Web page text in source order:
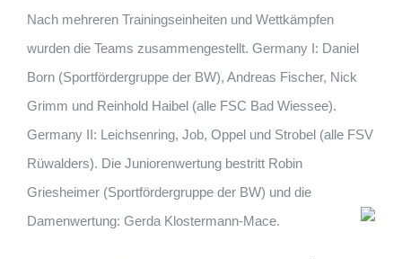
Nach mehreren Trainingseinheiten und Wettkämpfen
wurden die Teams zusammengestellt. Germany I: Daniel
Born (Sportfördergruppe der BW), Andreas Fischer, Nick
Grimm und Reinhold Haibel (alle FSC Bad Wiessee).
Germany II: Leichsenring, Job, Oppel und Strobel (alle FSV
Rüwalders). Die Juniorenwertung bestritt Robin
Griesheimer (Sportfördergruppe der BW) und die
Damenwertung: Gerda Klostermann-Mace.